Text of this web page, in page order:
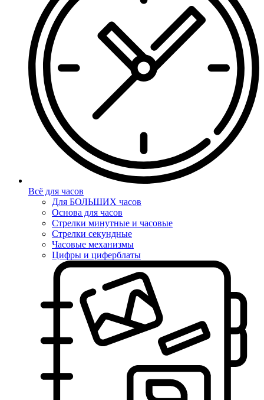
Всё для часов
Для БОЛЬШИХ часов
Основа для часов
Стрелки минутные и часовые
Стрелки секундные
Часовые механизмы
Цифры и циферблаты